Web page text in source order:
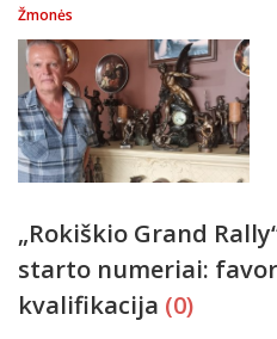
Žmonės
„Rokiškio Grand
starto numeriai:
kvalifikacija (0)